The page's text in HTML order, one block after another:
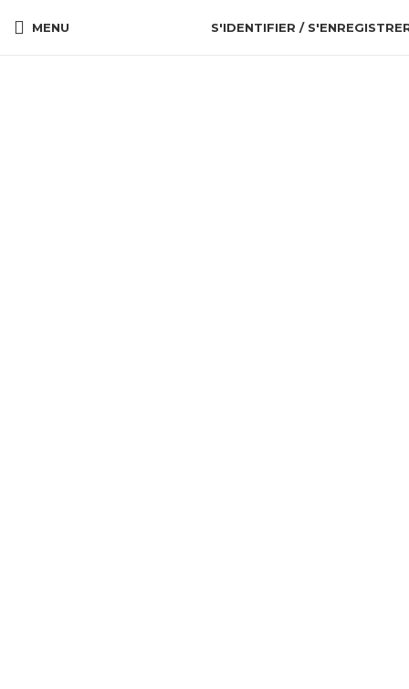
MENU S'IDENTIFIER /